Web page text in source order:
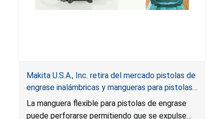
Makita U.S.A., Inc. retira del mercado pistolas de
engrase inalámbricas y mangueras para pistolas
de engrase por riesgo de laceración
La manguera flexible para pistolas de engrase
puede perforarse permitiendo que se expulse